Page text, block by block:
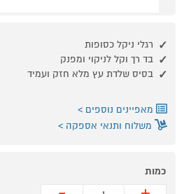
רגלי ניקל כסופות
בד רך וקל לניקוי ומפנק
בסיס שלדת עץ מלא חזק ועמיד
מאפיינים נוספים
משלוח ותנאי אספקה
כמות